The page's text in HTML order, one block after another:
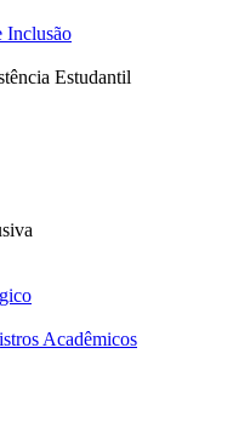
Inclusão
Estudantil
Acadêmicos